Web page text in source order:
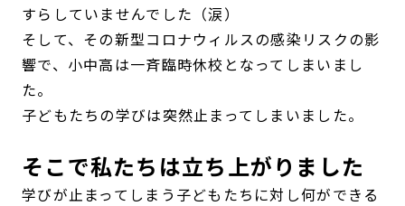
すらしていませんでした（涙）
そして、その新型コロナウィルスの感染リスクの影
響で、小中高は一斉臨時休校となってしまいまし
た。
子どもたちの学びは突然止まってしまいました。
そこで私たちは立ち上がりました
学びが止まってしまう子どもたちに対し何ができる